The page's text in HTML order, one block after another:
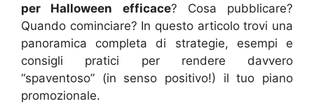
per Halloween efficace? Cosa pubblicare?
Quando cominciare? In questo articolo trovi una
panoramica completa di strategie, esempi e
consigli pratici per rendere davvero
“spaventoso” (in senso positivo!) il tuo piano
promozionale.